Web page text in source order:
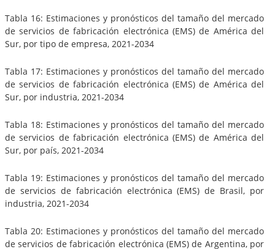
Tabla 16: Estimaciones y pronósticos del tamaño del mercado
de servicios de fabricación electrónica (EMS) de América del
Sur, por tipo de empresa, 2021-2034
Tabla 17: Estimaciones y pronósticos del tamaño del mercado
de servicios de fabricación electrónica (EMS) de América del
Sur, por industria, 2021-2034
Tabla 18: Estimaciones y pronósticos del tamaño del mercado
de servicios de fabricación electrónica (EMS) de América del
Sur, por país, 2021-2034
Tabla 19: Estimaciones y pronósticos del tamaño del mercado
de servicios de fabricación electrónica (EMS) de Brasil, por
industria, 2021-2034
Tabla 20: Estimaciones y pronósticos del tamaño del mercado
de servicios de fabricación electrónica (EMS) de Argentina, por